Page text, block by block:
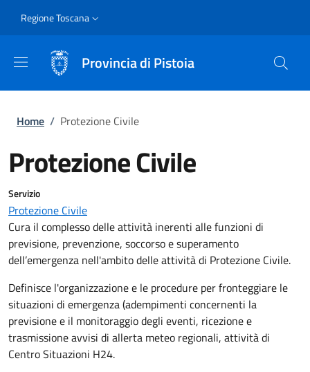
Slim
Regione Toscana
Provincia di Pistoia
Briciole di pane
Home / Protezione Civile
Protezione Civile
Servizio
Protezione Civile
Cura il complesso delle attività inerenti alle funzioni di
previsione, prevenzione, soccorso e superamento
dell’emergenza nell'ambito delle attività di Protezione Civile.
Definisce l'organizzazione e le procedure per fronteggiare le
situazioni di emergenza (adempimenti concernenti la
previsione e il monitoraggio degli eventi, ricezione e
trasmissione avvisi di allerta meteo regionali, attività di
Centro Situazioni H24.